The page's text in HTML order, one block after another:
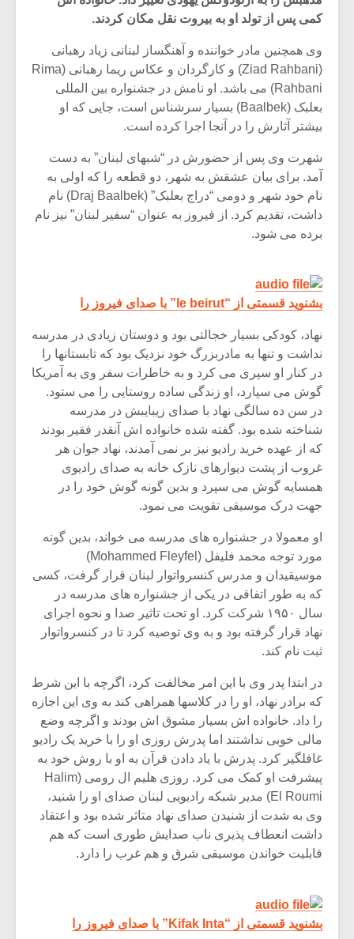
کمی پس از تولد او به بیروت نقل مکان کردند.
وی همچنین مادر خواننده و آهنگساز لبنانی زیاد رهبانی
(Ziad Rahbani) و کارگردان و عکاس ریما رهبانی (Rima
Rahbani) می باشد. او نامش در جشنواره بین المللی
بعلبک (Baalbek) بسیار سرشناس است، جایی که او
بیشتر آثارش را در آنجا اجرا کرده است.
شهرت وی پس از حضورش در “شبهای لبنان” به دست
آمد. برای بیان عشقش به شهر، دو قطعه را که اولی به
نام خود شهر و دومی “دراج بعلبک” (Draj Baalbek) نام
داشت، تقدیم کرد. از فیروز به عنوان “سفیر لبنان” نیز نام
برده می شود.
بشنوید قسمتی از “le beirut” با صدای فیروز را
نهاد، کودکی بسیار خجالتی بود و دوستان زیادی در مدرسه
نداشت و تنها به مادربزرگ خود نزدیک بود که تابستانها را
در کنار او سپری می کرد و به خاطرات سفر وی به آمریکا
گوش می سپارد، او زندگی ساده روستایی را می ستود.
در سن ده سالگی نهاد با صدای زیبایبش در مدرسه
شناخته شده بود. گفته شده خانواده اش آنقدر فقیر بودند
که از عهده خرید رادیو نیز بر نمی آمدند، نهاد جوان هر
غروب از پشت دیوارهای نازک خانه به صدای رادیوی
همسایه گوش می سپرد و بدین گونه گوش خود را در
جهت درک موسیقی تقویت می نمود.
او معمولا در جشنواره های مدرسه می خواند، بدین گونه
مورد توجه محمد فلیفل (Mohammed Fleyfel)
موسیقیدان و مدرس کنسرواتوار لبنان قرار گرفت، کسی
که به طور اتفاقی در یکی از جشنواره های مدرسه در
سال ۱۹۵۰ شرکت کرد. او تحت تاثیر صدا و نحوه اجرای
نهاد قرار گرفته بود و به وی توصیه کرد تا در کنسرواتوار
ثبت نام کند.
در ابتدا پدر وی با این امر مخالفت کرد، اگرچه با این شرط
که برادر نهاد، او را در کلاسها همراهی کند به وی این اجازه
را داد. خانواده اش بسیار مشوق اش بودند و اگرچه وضع
مالی خوبی نداشتند اما پدرش روزی او را با خرید یک رادیو
غافلگیر کرد. پدرش با یاد دادن قرآن به او با روش خود به
پیشرفت او کمک می کرد. روزی هلیم ال رومی (Halim
El Roumi) مدیر شبکه رادیویی لبنان صدای او را شنید،
وی به شدت از شنیدن صدای نهاد متاثر شده بود و اعتقاد
داشت انعطاف پذیری ناب صدایش طوری است که هم
قابلیت خواندن موسیقی شرق و هم غرب را دارد.
بشنوید قسمتی از “Kifak Inta” با صدای فیروز را
میکلوش روژا
یادداشتی بر موسیقی
متن فیلم «متری
شیش و نیم»
اگر نمی توانی
مشهورترین باشی،
بدنام ترین باش
دوره
موسیقی
برگزار